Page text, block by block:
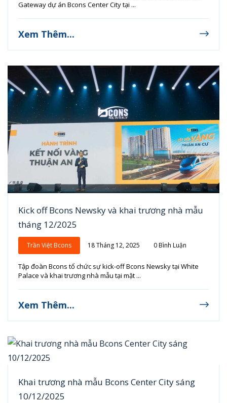
Gateway dự án Bcons Center City tại ...
Xem Thêm...
Kick off Bcons Newsky và khai trương nhà mẫu
tháng 12/2025
Trần Việt Bcons 18 Tháng 12, 2025 0 Bình Luận
Tập đoàn Bcons tổ chức sự kick-off Bcons Newsky tại White
Palace và khai trương nhà mẫu tại mặt ...
Xem Thêm...
Khai trương nhà mẫu Bcons Center City sáng
10/12/2025